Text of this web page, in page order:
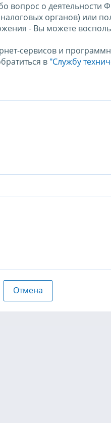
вопрос о деятельности
органов) или
- Вы можете
сервисов и
в "Службу
Отмена